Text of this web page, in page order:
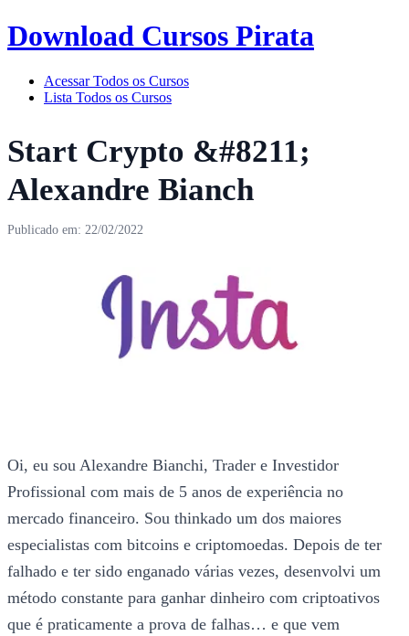
Download Cursos Pirata
Acessar Todos os Cursos
Lista Todos os Cursos
Start Crypto &#8211;
Alexandre Bianch
Publicado em: 22/02/2022
Oi, eu sou Alexandre Bianchi, Trader e Investidor
Profissional com mais de 5 anos de experiência no
mercado financeiro. Sou thinkado um dos maiores
especialistas com bitcoins e criptomoedas. Depois de ter
falhado e ter sido enganado várias vezes, desenvolvi um
método constante para ganhar dinheiro com criptoativos
que é praticamente a prova de falhas… e que vem